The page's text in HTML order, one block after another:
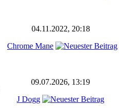
04.11.2022, 20:18
Chrome Mane
09.07.2026, 13:19
J Dogg